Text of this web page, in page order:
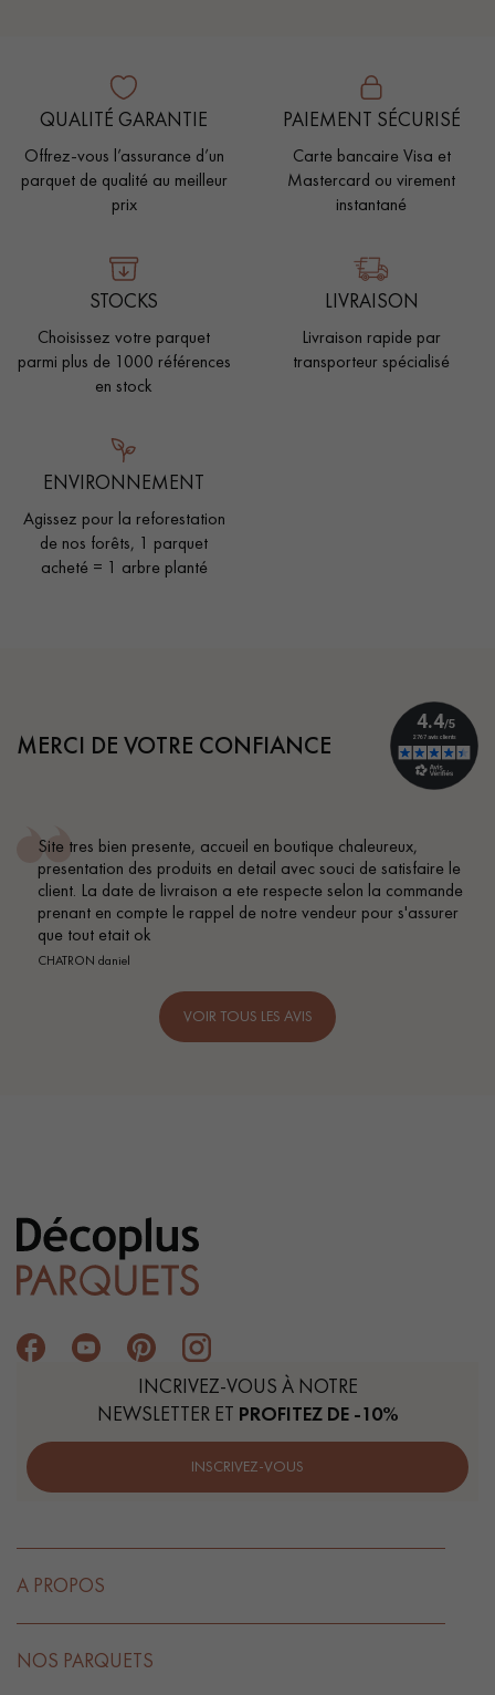
QUALITÉ GARANTIE
Offrez-vous l’assurance d’un
parquet de qualité au meilleur
prix
PAIEMENT SÉCURISÉ
Carte bancaire Visa et
Mastercard ou virement
instantané
STOCKS
Choisissez votre parquet
parmi plus de 1000 références
en stock
LIVRAISON
Livraison rapide par
transporteur spécialisé
ENVIRONNEMENT
Agissez pour la reforestation
de nos forêts, 1 parquet
acheté = 1 arbre planté
MERCI DE VOTRE CONFIANCE
satisfaire le
commande
s'assurer
Conseil parfait, échanges fluides. Je
BEILE FRANCK
VOIR TOUS LES AVIS
INCRIVEZ-VOUS À NOTRE
NEWSLETTER ET PROFITEZ DE -10%
INSCRIVEZ-VOUS
A PROPOS
NOS PARQUETS